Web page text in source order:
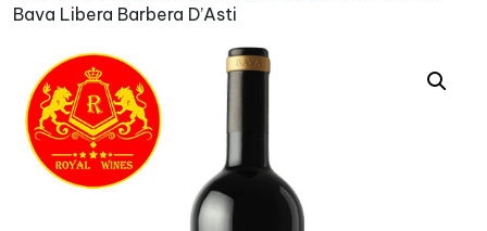
Bava Libera Barbera D’Asti